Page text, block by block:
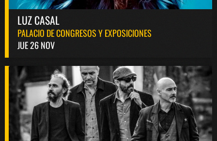
LUZ CASAL
PALACIO DE CONGRESOS Y EXPOSICIONES
JUE 26 NOV